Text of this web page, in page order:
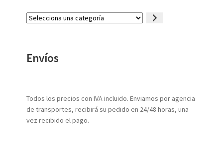
Selecciona
Envíos
Todos los precios con IVA incluido. Enviamos por agencia
de transportes, recibirá su pedido en 24/48 horas, una
vez recibido el pago.